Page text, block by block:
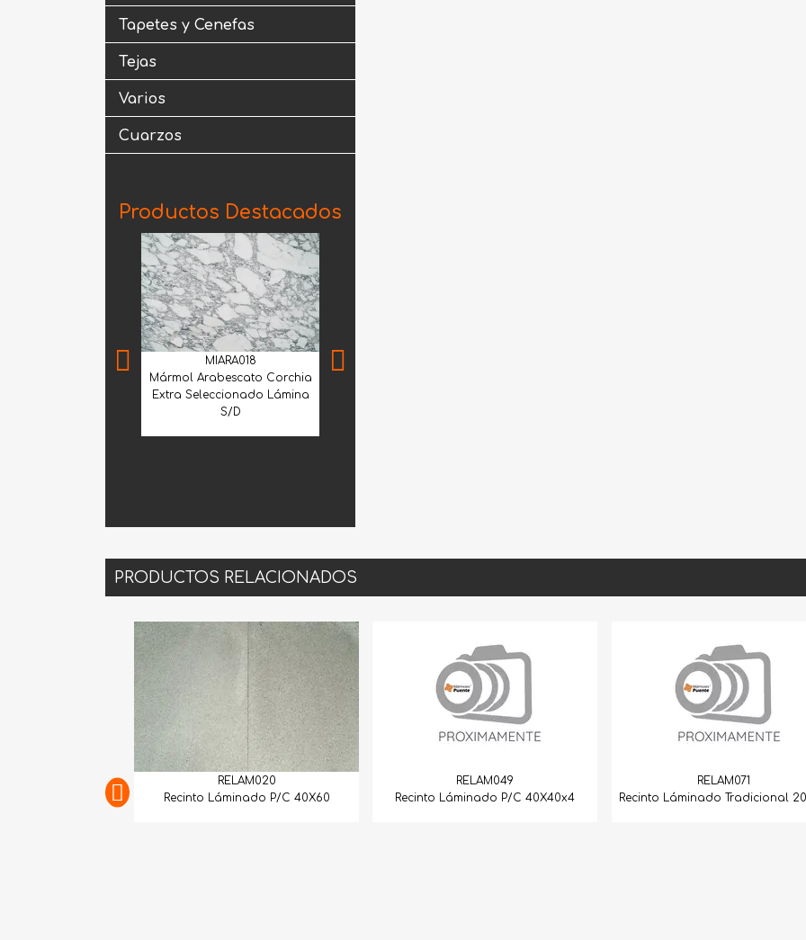
Tapetes y Cenefas
Tejas
Varios
Cuarzos
Productos Destacados
MIARA018
Mármol Arabescato Corchia
Extra Seleccionado Lámina
S/D
PRODUCTOS RELACIONADOS
RELAM020
Recinto Láminado P/C 40X60
Recinto Láminado P/C 40X40x4
Recinto Láminado Tradicional 20X40
Rrecinto